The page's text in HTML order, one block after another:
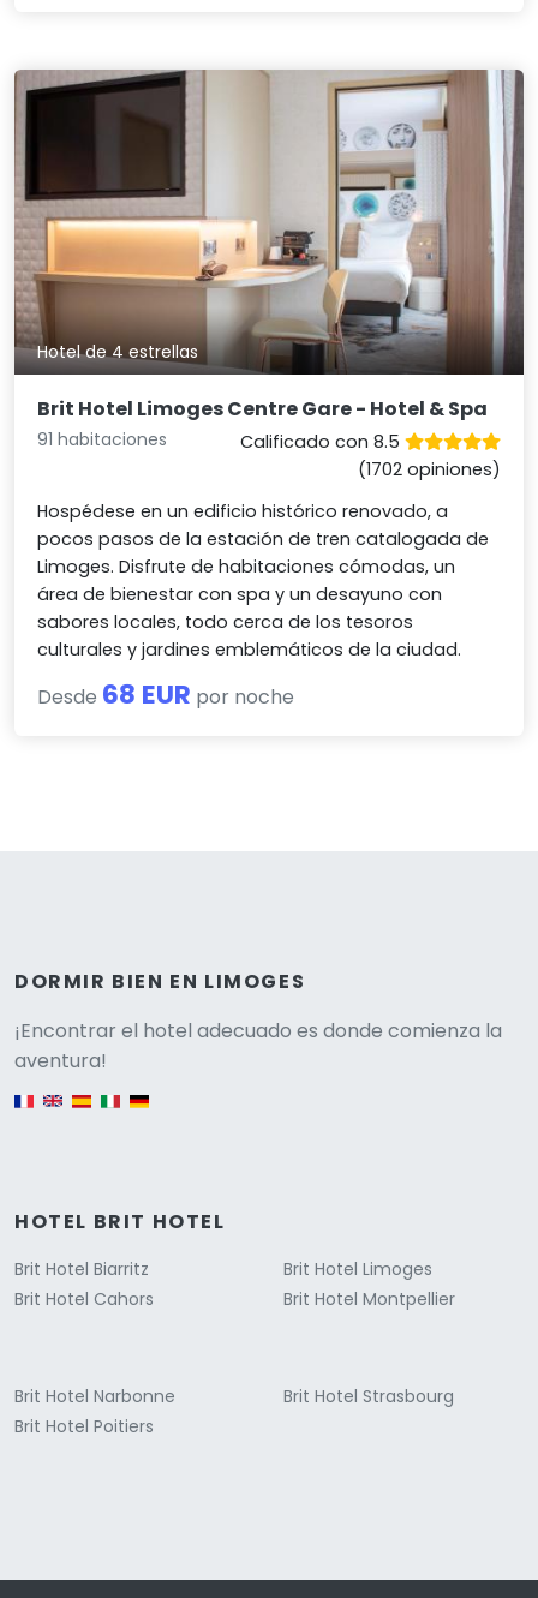
Hotel de 4 estrellas
Brit Hotel Limoges Centre Gare - Hotel & Spa
91 habitaciones
Calificado con 8.5
(1702 opiniones)
Hospédese en un edificio histórico renovado, a
pocos pasos de la estación de tren catalogada de
Limoges. Disfrute de habitaciones cómodas, un
área de bienestar con spa y un desayuno con
sabores locales, todo cerca de los tesoros
culturales y jardines emblemáticos de la ciudad.
Desde 68 EUR por noche
DORMIR BIEN EN LIMOGES
¡Encontrar el hotel adecuado es donde comienza la
aventura!
HOTEL BRIT HOTEL
Brit Hotel Biarritz
Brit Hotel Cahors
Brit Hotel Limoges
Brit Hotel Montpellier
Brit Hotel Narbonne
Brit Hotel Poitiers
Brit Hotel Strasbourg